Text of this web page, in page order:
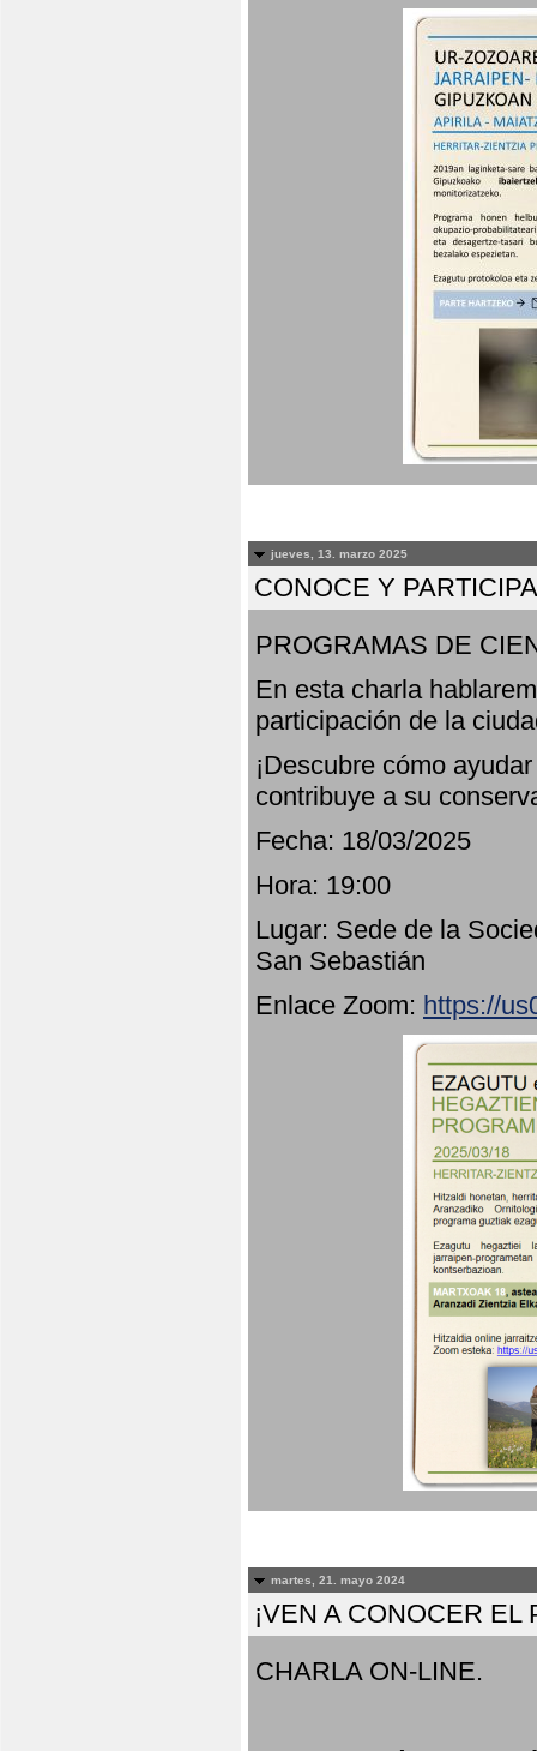
jueves, 13. marzo 2025
CONOCE Y
PROGRAMAS DE
En esta charla
participación de la
¡Descubre cómo
contribuye a su
Fecha: 18/03/2025
Hora: 19:00
Lugar: Sede de la
San Sebastián
Enlace Zoom: https://
martes, 21. mayo 2024
¡VEN A CONOCER
CHARLA ON-LINE.